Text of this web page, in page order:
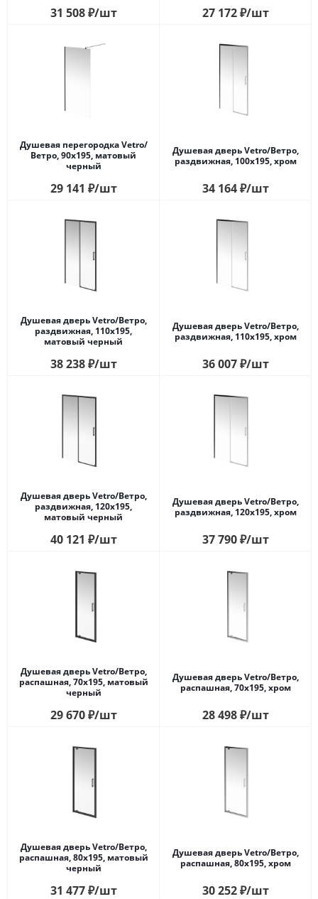
31 508₽/шт 27 172₽/шт
Душевая перегородка Vetro/
Ветро, 90х195, матовый
черный
29 141 ₽/шт
Душевая дверь Vetro/Ветро,
раздвижная, 100х195, хром
34 164₽/шт
Душевая дверь Vetro/Ветро,
раздвижная, 110х195,
матовый черный
38 238₽/шт
Душевая дверь Vetro/Ветро,
раздвижная, 110х195, хром
36 007₽/шт
Душевая дверь Vetro/Ветро,
раздвижная, 120х195,
матовый черный
40 121 ₽/шт
Душевая дверь Vetro/Ветро,
раздвижная, 120х195, хром
37 790₽/шт
Душевая дверь Vetro/Ветро,
распашная, 70х195, матовый
черный
29 670₽/шт
Душевая дверь Vetro/Ветро,
распашная, 70х195, хром
28 498₽/шт
Душевая дверь Vetro/Ветро,
распашная, 80х195, матовый
черный
31 477₽/шт
Душевая дверь Vetro/Ветро,
распашная, 80х195, хром
30 252₽/шт